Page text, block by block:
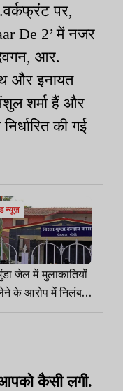
पर,
De 2’ में नजर
आर.
और इनायत
शर्मा हैं और
की गई
न्यूज़
जेल में मुलाकातियों
के आरोप में निलंबन
की कार्रवाई
कैसी लगी.